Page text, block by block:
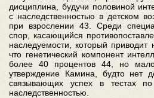
дисциплина, будучи половиной
с наследственностью в детском
при взрослении 43. Среди
спор, касающийся
наследуемости, который приводит
что генетический компонент
более 40 процентов 44, но
утверждение Камина, будто нет
связывающих успех в тестах
наследственностью.